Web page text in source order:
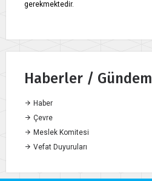
gerekmektedir.
Haberler / Gündem
Haber
Çevre
Meslek Komitesi
Vefat Duyuruları